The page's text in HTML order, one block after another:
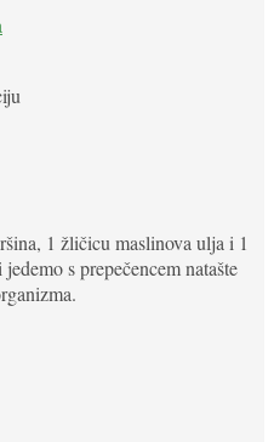
1 žličicu maslinova ulja i 1
s prepečencem natašte